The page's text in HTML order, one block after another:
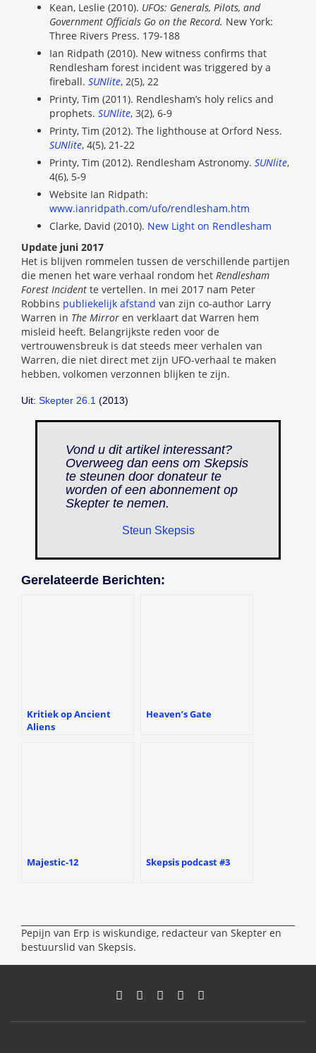
Kean, Leslie (2010). UFOs: Generals, Pilots, and
Government Officials Go on the Record. New York:
Three Rivers Press. 179-188
Ian Ridpath (2010). New witness confirms that
Rendlesham forest incident was triggered by a
fireball. SUNlite, 2(5), 22
Printy, Tim (2011). Rendlesham’s holy relics and
prophets. SUNlite, 3(2), 6-9
Printy, Tim (2012). The lighthouse at Orford Ness.
SUNlite, 4(5), 21-22
Printy, Tim (2012). Rendlesham Astronomy. SUNlite,
4(6), 5-9
Website Ian Ridpath:
www.ianridpath.com/ufo/rendlesham.htm
Clarke, David (2010). New Light on Rendlesham
Update juni 2017
Het is blijven rommelen tussen de verschillende partijen
die menen het ware verhaal rondom het Rendlesham
Forest Incident te vertellen. In mei 2017 nam Peter
Robbins publiekelijk afstand van zijn co-author Larry
Warren in The Mirror en verklaart dat Warren hem
misleid heeft. Belangrijkste reden voor de
vertrouwensbreuk is dat steeds meer verhalen van
Warren, die niet direct met zijn UFO-verhaal te maken
hebben, volkomen verzonnen blijken te zijn.
Uit: Skepter 26.1 (2013)
Vond u dit artikel interessant?
Overweeg dan eens om Skepsis
te steunen door donateur te
worden of een abonnement op
Skepterte nemen.
Steun Skepsis
Gerelateerde Berichten:
Kritiek op Ancient
Aliens
Heaven’s Gate
Majestic-12 Skepsis podcast #3
Pepijn van Erp is wiskundige, redacteur van Skepter en
bestuurslid van Skepsis.